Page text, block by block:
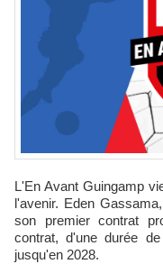
L'En Avant Guingamp vient de s'offrir une belle promesse pour
l'avenir. Eden
son premier contrat
contrat, d'une durée
jusqu'en 2028.